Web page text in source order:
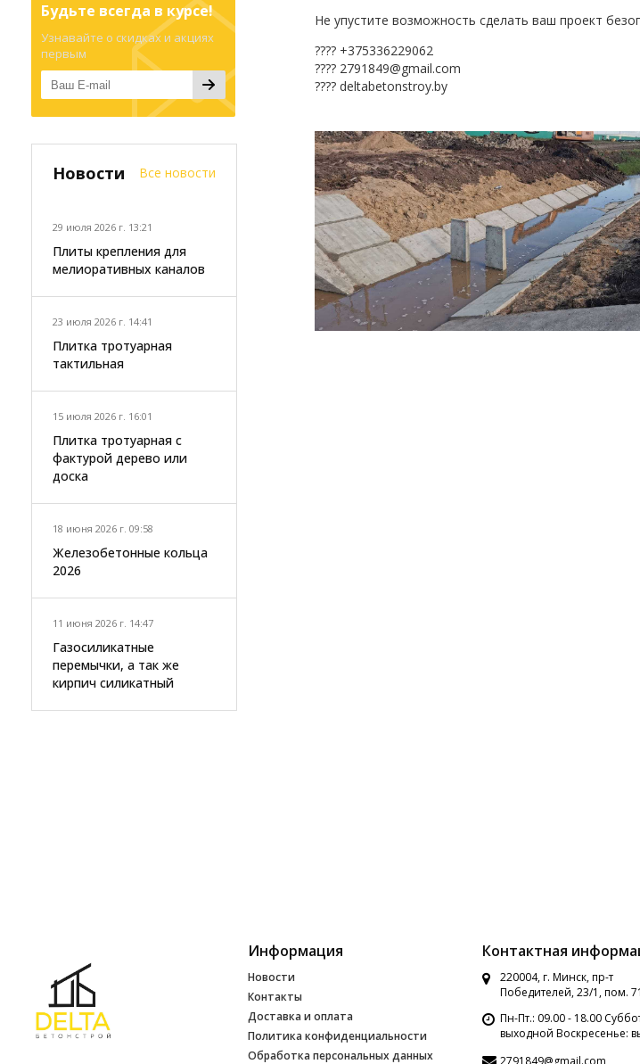
Будьте всегда в курсе!
Узнавайте о скидках и акциях
первым
Новости Все новости
29 июля 2026 г. 13:21
Плиты крепления для
мелиоративных каналов
23 июля 2026 г. 14:41
Плитка тротуарная
тактильная
15 июля 2026 г. 16:01
Плитка тротуарная с
фактурой дерево или
доска
18 июня 2026 г. 09:58
Железобетонные кольца
2026
11 июня 2026 г. 14:47
Газосиликатные
перемычки, а так же
кирпич силикатный
Не упустите возможность сделать ваш проект
???? +375336229062
???? 2791849@gmail.com
???? deltabetonstroy.by
Информация
Новости
Контакты
Доставка и оплата
Политика конфиденциальности
Обработка персональных данных
Контактная
220004, г. Минск, пр-т
Победителей, 23/1, пом.
Пн-Пт.: 09.00 - 18.00
выходной Воскресенье:
2791849@gmail.com